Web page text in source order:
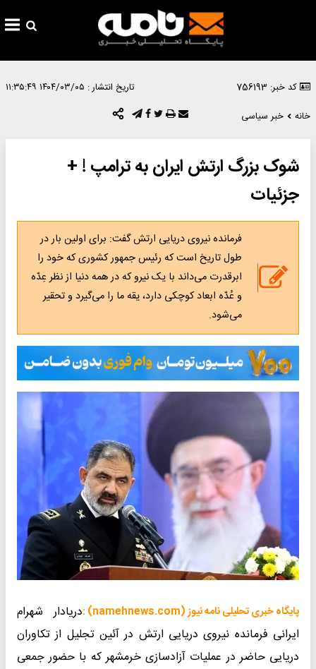
کد خبر: 756193 تاریخ انتشار : ۱۴۰۴/۰۳/۰۵ ۱۱:۳۵:۴۹
خانه
خبر سیاسی
شوک بزرگ ارتش ایران به ترامپ ! +
جزئیات
فرمانده نیروی دریایی ارتش گفت: برای اولین بار در
طول تاریخ است که رئیس جمهور کشوری که خود را
ابرقدرت می‌داند با یک نیرو که در همه دنیا از نظر عِدّه
و عُدّه ابعاد کوچکی دارد، یقه ما را می‌گیرد و تحقیر
می‌شود.
پایگاه خبری تحلیلی نامه نیوز (namehnews.com) :
دریادار شهرام
ایرانی فرمانده نیروی دریایی ارتش در آئین تجلیل از تکاوران
دریایی حاضر در عملیات آزادسازی خرمشهر که با حضور جمعی